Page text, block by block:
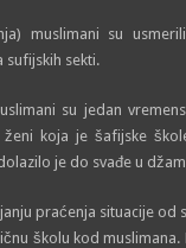
muslimani su
sufijskih sekti.
su jedan
koja je šafijske
je do svađe u
praćenja situacije od
školu kod